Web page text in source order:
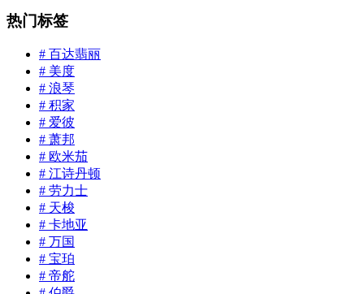
热门标签
# 百达翡丽
# 美度
# 浪琴
# 积家
# 爱彼
# 萧邦
# 欧米茄
# 江诗丹顿
# 劳力士
# 天梭
# 卡地亚
# 万国
# 宝珀
# 帝舵